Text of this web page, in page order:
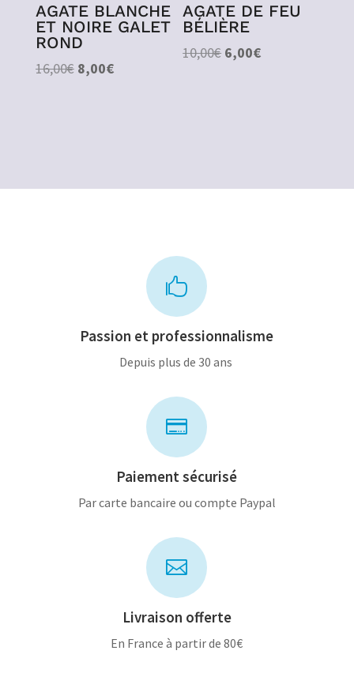
AGATE BLANCHE
ET NOIRE GALET
ROND
16,00€ Le
8,00€Le
AGATE DE FEU
BÉLIÈRE
10,00€ Le
6,00€Le

Passion et professionnalisme
Depuis plus de 30 ans

Paiement sécurisé
Par carte bancaire ou compte Paypal

Livraison offerte
En France à partir de 80€